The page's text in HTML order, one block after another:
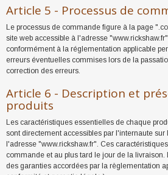
Article 5 - Processus de
Le processus de commande figure à la page
site web accessible à l'adresse
conformément à la réglementation applicable
erreurs éventuelles commises lors de la
correction des erreurs.
Article 6 - Description et
produits
Les caractéristiques essentielles de chaque
sont directement accessibles par l'internaute sur
l'adresse "www.rickshaw.fr". Ces
commande et au plus tard le jour de la
des garanties accordées par la règlementation